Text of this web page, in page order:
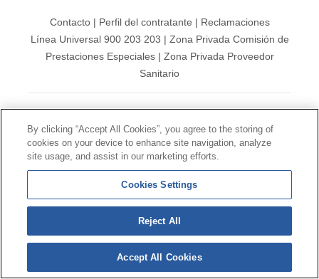
Contacto| Perfil del contratante | Reclamaciones
Línea Universal 900 203 203 | Zona Privada Comisión de
Prestaciones Especiales| Zona Privada Proveedor
Sanitario
© Mutua Universal 2026 | Mapa del sitio | Aviso legal
| Política de Protección de Datos | Politica de
cookies
Síguenos en:
By clicking “Accept All Cookies”, you agree to the storing of
cookies on your device to enhance site navigation, analyze
site usage, and assist in our marketing efforts.
Cookies Settings
Reject All
Accept All Cookies